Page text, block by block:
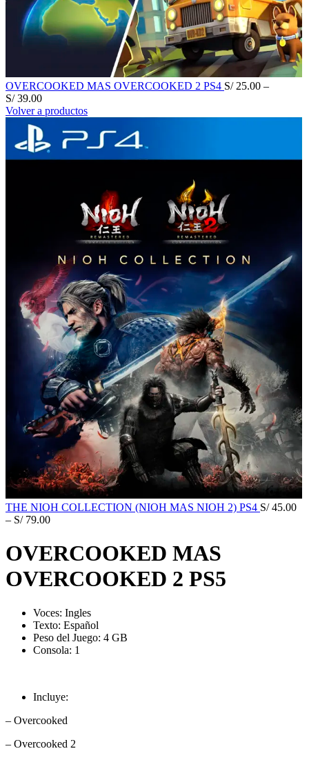
OVERCOOKED MAS OVERCOOKED 2 PS4 S/25.00 –
S/39.00
Volver a productos
THE NIOH COLLECTION (NIOH MAS NIOH 2) PS4 S/45.00
– S/79.00
OVERCOOKED MAS
OVERCOOKED 2 PS5
Voces: Ingles
Texto: Español
Peso del Juego: 4 GB
Consola: 1
Incluye:
– Overcooked
– Overcooked 2